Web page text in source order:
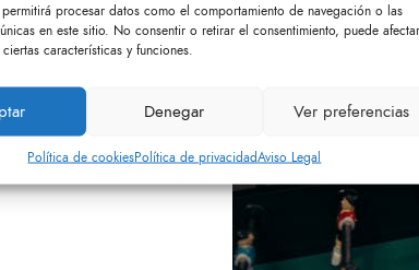
procesar datos como el comportamiento de navegación o las
en este sitio. No consentir o retirar el consentimiento, puede afectar
características y funciones.
Denegar Ver preferencias
Política de cookiesPolítica de privacidadAviso Legal
a hacer negocio